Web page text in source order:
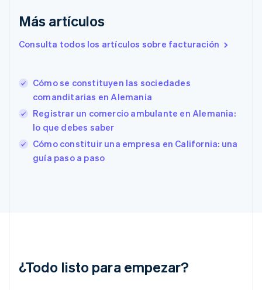
Más artículos
Consulta todos los artículos sobre facturación
Cómo se constituyen las sociedades
comanditarias en Alemania
Registrar un comercio ambulante en Alemania:
lo que debes saber
Cómo constituir una empresa en California: una
guía paso a paso
¿Todo listo para empezar?
English
Emiratos Árabes Unidos
Eslovenia
España
EspañolEnglish
Estados Unidos
Estonia
English
Hungría